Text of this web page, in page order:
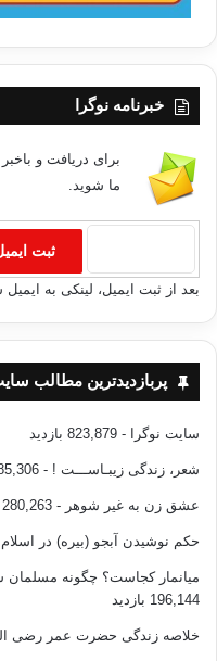
خبرنامه نوگرا
برای دریافت و
ما شوید.
بعد از ثبت ایمیل، لینکی به
پربازدیدترین مطالب
سایت نوگرا - 823,879 بازدید
شعر، زندگی زیبـاســـت ! - 485,306 بازدید
عشق زن به غیر شوهر - 280,263 بازدید
حکم نوشیدن آبجو (بیره) در
میانمار کجاست؟ چگونه
196,144 بازدید
خلاصه زندگی حضرت عمر رضی